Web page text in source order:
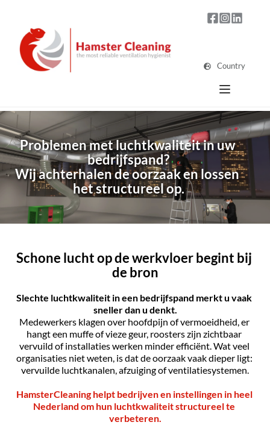
Country
Problemen met luchtkwaliteit in uw
bedrijfspand?
Wij achterhalen de oorzaak en lossen
het structureel op.
Schone lucht op de werkvloer begint bij
de bron
Slechte luchtkwaliteit in een bedrijfspand merkt u vaak
sneller dan u denkt.
Medewerkers klagen over hoofdpijn of vermoeidheid, er
hangt een muffe of vieze geur, roosters zijn zichtbaar
vervuild of installaties werken minder efficiënt. Wat veel
organisaties niet weten, is dat de oorzaak vaak dieper ligt:
vervuilde luchtkanalen, afzuiging of ventilatiesystemen.
HamsterCleaning helpt bedrijven en instellingen in heel
Nederland om hun luchtkwaliteit structureel te
verbeteren.